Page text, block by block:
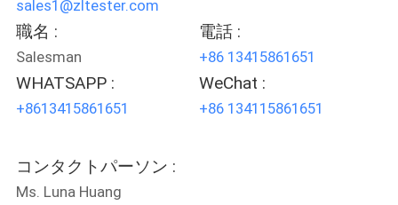
品
質
管
私
sales1@zltester.com
職名 :
Salesman
電話 :
+86 13415861651
WHATSAPP :
+8613415861651
WeChat :
+86 134115861651
コンタクトパーソン :
Ms. Luna Huang